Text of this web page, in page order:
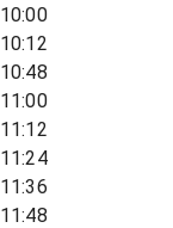
10:00
10:12
10:48
11:00
11:12
11:24
11:36
11:48